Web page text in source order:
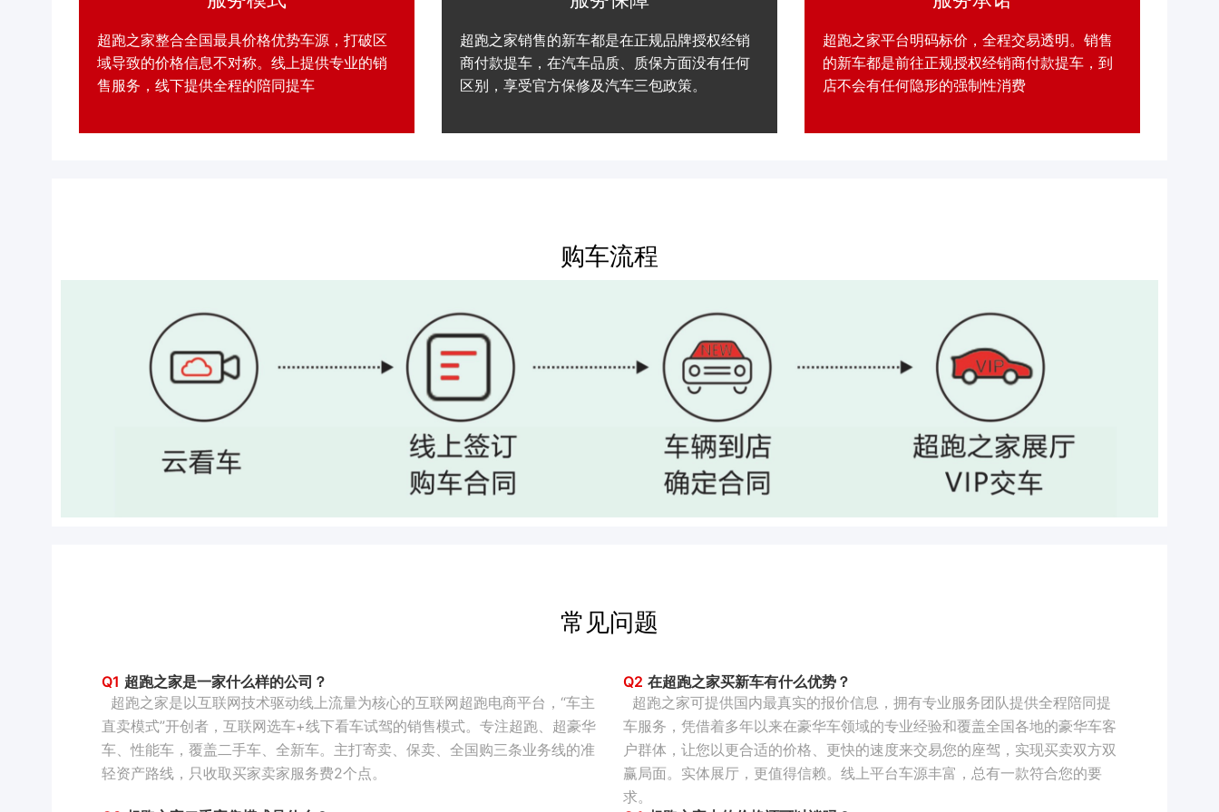
超跑之家整合全国最具价格优势车源，打破区
域导致的价格信息不对称。线上提供专业的销
售服务，线下提供全程的陪同提车
超跑之家销售的新车都是在正规品牌授权经销
商付款提车，在汽车品质、质保方面没有任何
区别，享受官方保修及汽车三包政策。
超跑之家平台明码标价，全程交易透明。销售
的新车都是前往正规授权经销商付款提车，到
店不会有任何隐形的强制性消费
购车流程
常见问题
Q1 超跑之家是一家什么样的公司？
超跑之家是以互联网技术驱动线上流量为核心的互联网超跑电商平台，“车主
直卖模式”开创者，互联网选车+线下看车试驾的销售模式。专注超跑、超豪华
车、性能车，覆盖二手车、全新车。主打寄卖、保卖、全国购三条业务线的准
轻资产路线，只收取买家卖家服务费2个点。
Q2 在超跑之家买新车有什么优势？
超跑之家可提供国内最真实的报价信息，拥有专业服务团队提供全程陪同提
车服务，凭借着多年以来在豪华车领域的专业经验和覆盖全国各地的豪华车客
户群体，让您以更合适的价格、更快的速度来交易您的座驾，实现买卖双方双
赢局面。实体展厅，更值得信赖。线上平台车源丰富，总有一款符合您的要
求。